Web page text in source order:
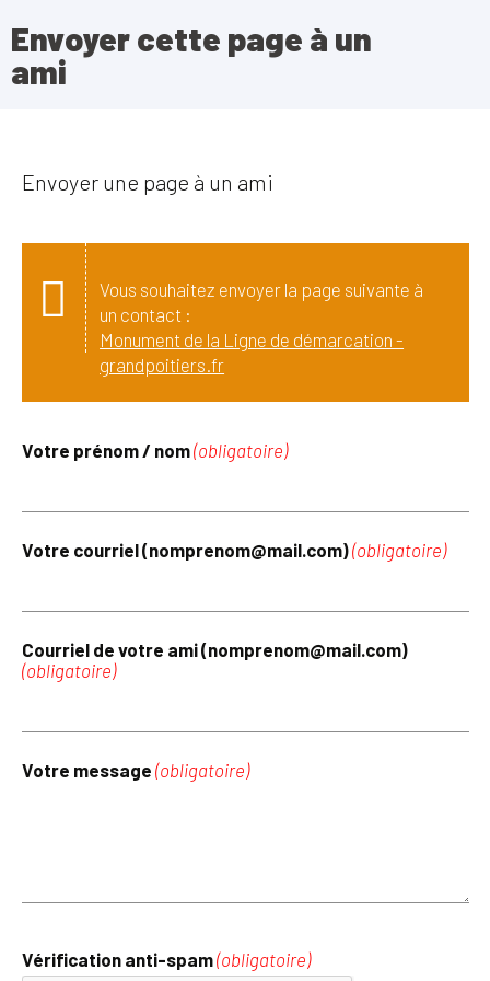
Envoyer cette page à un
ami
Envoyer une page à un ami
Vous souhaitez envoyer la page suivante à
un contact :
Monument de la Ligne de démarcation -
grandpoitiers.fr
Votre prénom / nom(obligatoire)
Votre courriel (nomprenom@mail.com)(obligatoire)
Courriel de votre ami (nomprenom@mail.com)
(obligatoire)
Votre message (obligatoire)
Vérification anti-spam(obligatoire)